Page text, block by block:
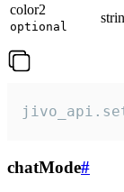
color2
optional
chatMode#